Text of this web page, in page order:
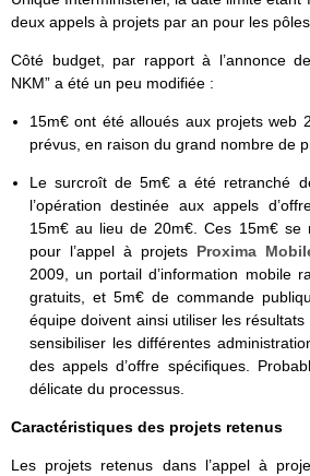
deux appels à projets par an pour les
Côté budget, par rapport à l’annonce
NKM” a été un peu modifiée :
15m€ ont été alloués aux projets web
prévus, en raison du grand nombre de
Le surcroît de 5m€ a été retranché
l’opération destinée aux appels
15m€ au lieu de 20m€. Ces 15m€ se
pour l’appel à projets Proxima
2009, un portail d’information mobile
gratuits, et 5m€ de commande
équipe doivent ainsi utiliser les résultats
sensibiliser les différentes
des appels d’offre spécifiques.
délicate du processus.
Caractéristiques des projets retenus
Les projets retenus dans l’appel à